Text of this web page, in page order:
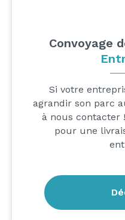
Convoyage
Si votre
agrandir son parc
à nous contacter
pour une